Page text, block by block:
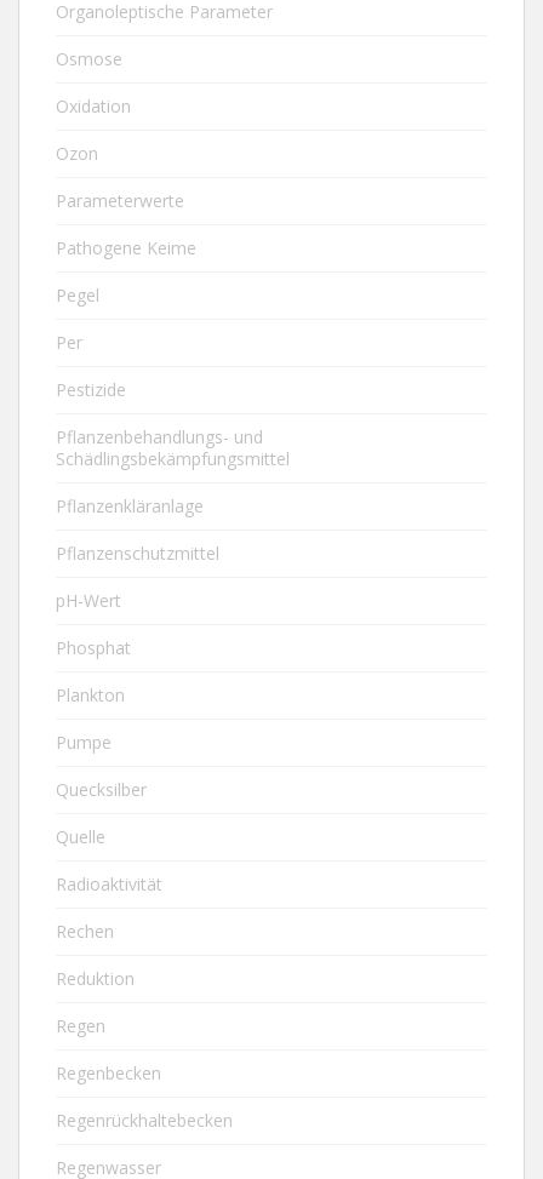
Organoleptische Parameter
Osmose
Oxidation
Ozon
Parameterwerte
Pathogene Keime
Pegel
Per
Pestizide
Pflanzenbehandlungs- und
Schädlingsbekämpfungsmittel
Pflanzenkläranlage
Pflanzenschutzmittel
pH-Wert
Phosphat
Plankton
Pumpe
Quecksilber
Quelle
Radioaktivität
Rechen
Reduktion
Regen
Regenbecken
Regenrückhaltebecken
Regenwasser